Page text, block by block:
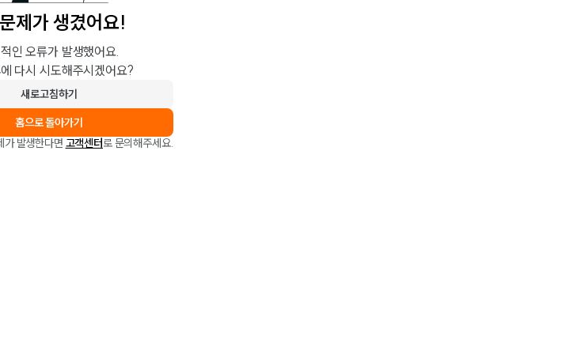
제가 생겼어요!
인 오류가 발생했어요.
다시 시도해주시겠어요?
새로고침하기
홈으로 돌아가기
가 발생한다면 고객센터로 문의해주세요.